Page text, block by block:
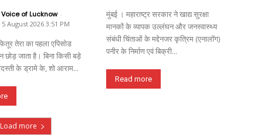
Voice of Lucknow -
August 2026 3:51 PM
छोड़ जाता है। बिना किसी बड़े
के ड्रामे के, शो आराम...
मुंबई । महाराष्ट्र सरकार ने खाद्य सुरक्षा
मानकों के व्यापक उल्लंघन और जनस्वास्थ्य
संबंधी चिंताओं के मद्देनजर कृत्रिम (एनालॉग)
पनीर के निर्माण एवं बिक्री...
Read more
Load more